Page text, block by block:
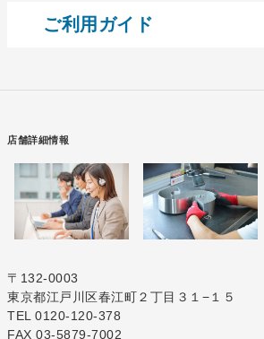
ご利用ガイド
店舗詳細情報
〒132-0003
東京都江戸川区春江町２丁目３１−１５
TEL 0120-120-378
FAX 03-5879-7002